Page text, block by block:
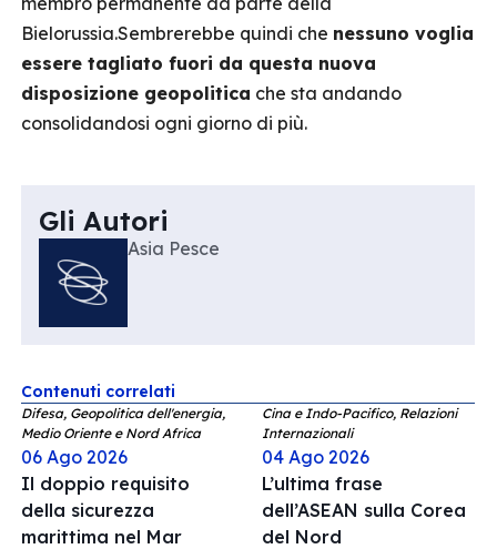
Bielorussia.Sembrerebbe quindi che nessuno voglia
essere tagliato fuori da questa nuova
disposizione geopolitica che sta andando
consolidandosi ogni giorno di più.
Gli Autori
Asia Pesce
Contenuti correlati
Difesa, Geopolitica dell'energia,
Medio Oriente e Nord Africa
06 Ago 2026
Il doppio requisito
della sicurezza
marittima nel Mar
Cina e Indo-Pacifico, Relazioni
Internazionali
04 Ago 2026
L’ultima frase
dell’ASEAN sulla Corea
del Nord